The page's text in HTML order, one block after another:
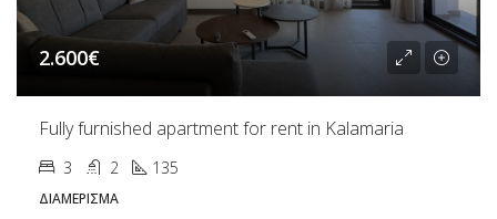
2.600€
Fully furnished apartment for rent in Kalamaria
3 2 135
ΔΙΑΜΈΡΙΣΜΑ